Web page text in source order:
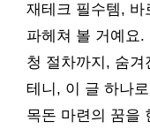
재테크 필수템, 바
파헤쳐 볼 거예요
청 절차까지, 숨겨
테니, 이 글 하나
목돈 마련의 꿈을